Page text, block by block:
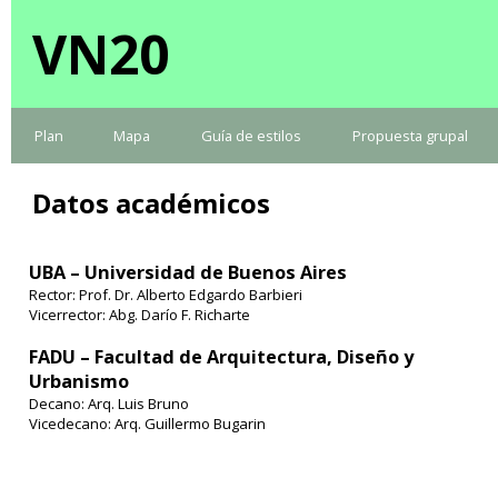
VN20
Plan Mapa Guía de estilos Propuesta grupal
Datos académicos
UBA – Universidad de Buenos Aires
Rector: Prof. Dr. Alberto Edgardo Barbieri
Vicerrector: Abg. Darío F. Richarte
FADU – Facultad de Arquitectura, Diseño y
Urbanismo
Decano: Arq. Luis Bruno
Vicedecano: Arq. Guillermo Bugarin